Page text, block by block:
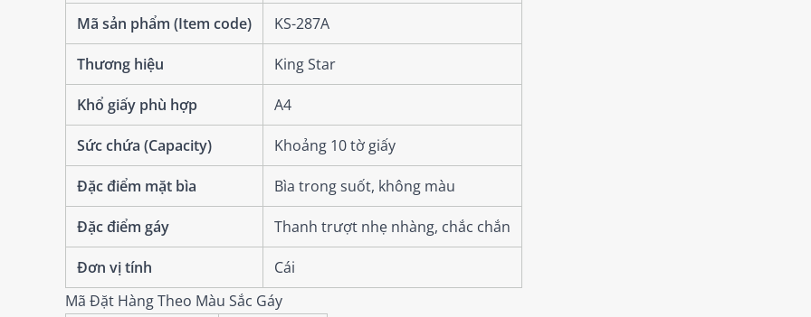
Mã sản phẩm (Item code) KS-287A
Thương hiệu King Star
Khổ giấy phù hợp A4
Sức chứa (Capacity) Khoảng 10 tờ giấy
Đặc điểm mặt bìa Bìa trong suốt, không màu
Đặc điểm gáy Thanh trượt nhẹ nhàng, chắc chắn
Đơn vị tính
Cái
Mã Đặt Hàng Theo Màu Sắc Gáy